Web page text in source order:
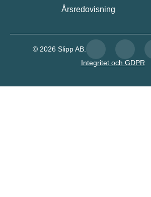
Årsredovisning
© 2026 Slipp AB.
Integritet och GDPR